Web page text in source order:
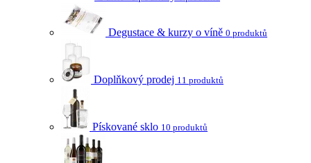
Degustace & kurzy o víně 0 produktů
Doplňkový prodej 11 produktů
Pískované sklo 10 produktů